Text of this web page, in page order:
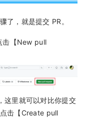
了，就是提交 PR。
击【New pull
这里就可以对比你提交
击【Create pull